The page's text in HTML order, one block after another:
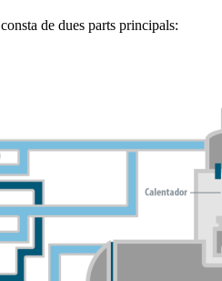
consta de dues parts principals: